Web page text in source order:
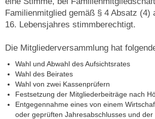
Familienmitglied gemäß § 4 Absatz (4)
16. Lebensjahres stimmberechtigt.
Die Mitgliederversammlung hat
Wahl und Abwahl des Aufsichtsrates
Wahl des Beirates
Wahl von zwei Kassenprüfern
Festsetzung der Mitgliederbeiträge nach
Entgegennahme eines von einem
oder geprüften Jahresabschlusses und der